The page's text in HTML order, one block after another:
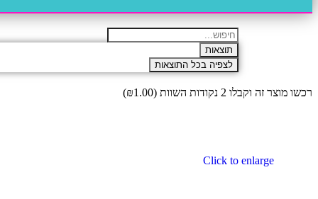
תוצאות
לצפיה בכל התוצאות
רכשו מוצר זה וקבלו 2 נקודות השוות ( ₪1.00
)
Click to enlarge